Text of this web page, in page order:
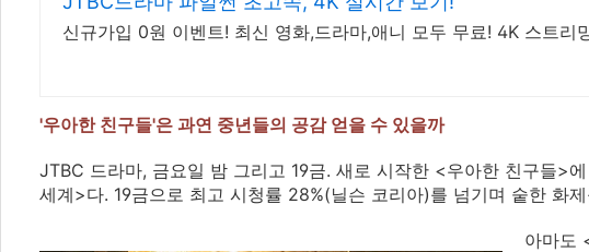
신규가입 0원 이벤트! 최신 영화,드라마,애니 모두 무료! 4K 스트리
'우아한 친구들'은 과연 중년들의 공감 얻을 수 있을까
JTBC 드라마, 금요일 밤 그리고 19금. 새로 시작한 <우아한 친구들>
세계>다. 19금으로 최고 시청률 28%(닐슨 코리아)를 넘기며 숱한 화
아마도